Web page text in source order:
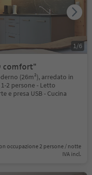
comfort"
(26m²), arredato in
2 persone - Letto
e presa USB - Cucina
occupazione 2 persone / notte
IVA incl.
1/6